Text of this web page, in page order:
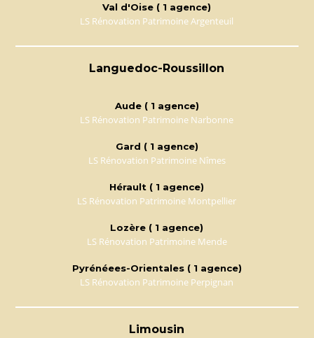
Val d'Oise ( 1 agence)
LS Rénovation Patrimoine Argenteuil
Languedoc-Roussillon
Aude ( 1 agence)
LS Rénovation Patrimoine Narbonne
Gard ( 1 agence)
LS Rénovation Patrimoine Nîmes
Hérault ( 1 agence)
LS Rénovation Patrimoine Montpellier
Lozère ( 1 agence)
LS Rénovation Patrimoine Mende
Pyrénéees-Orientales ( 1 agence)
LS Rénovation Patrimoine Perpignan
Limousin